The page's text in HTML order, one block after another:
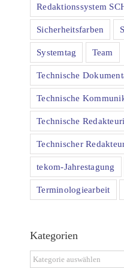
Redaktionssystem
Sicherheitsfarben
Systemtag Team
Technische
Technische
Technische
Technischer
tekom-Jahrestagung
Terminologiearbeit
Kategorien
Kategorien